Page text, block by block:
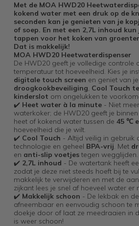
Met de MOA HWD20
kokend water met een druk op de
seconden kan je genieten van je
of soep. En met een 2,7L inhoud
tappen voor het koken van
Dat is makkelijk!
MOA HWD20 Heetwaterdispenser
De HWD20 geeft je volledige controle
temperatuur tot hoeveelheid. Kies je
digitale touch screen en geniet van
droogkookbeveiliging, Cool Touch
kinderslot om ongelukken te
✔️ Heet water à la minute - Niet
waterkoker; de HWD20 geeft je
heet of kokend water tussen de 45 ℃
hoeveelheid die je wilt.
✔️ Cool Touch - Altijd veilig in gebruik
technologie en geheel BPA-vrij. Met
en anti-slip voetjestegen wegglijden.
✔️ 2,7L inhoud - De watertank heeft
zodat je deze niet steeds hoeft bij te
makkelijk te verwijderen en met de
zijkant lees je snel af hoeveel water er
✔️ Makkelijk schoon - De lekbak en
afneembaar en eenvoudig schoon te
doekje door of laat ze meedraaien in
is weer schoon!